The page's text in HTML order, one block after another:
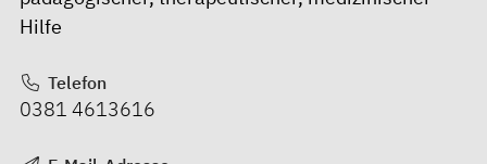
Hilfe
Telefon
0381 4613616